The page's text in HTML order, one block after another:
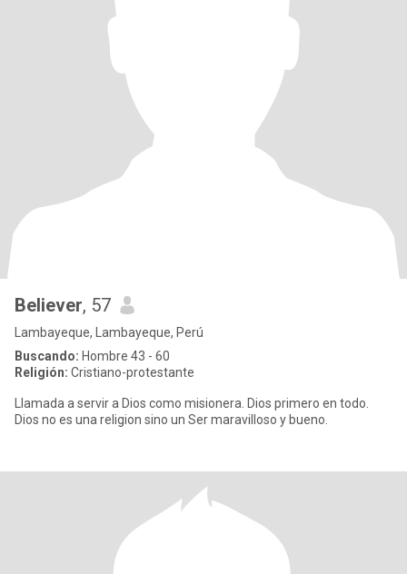
Believer, 57
Lambayeque, Lambayeque, Perú
Buscando: Hombre 43 - 60
Religión: Cristiano-protestante
Llamada a servir a Dios como misionera. Dios primero en todo.
Dios no es una religion sino un Ser maravilloso y bueno.